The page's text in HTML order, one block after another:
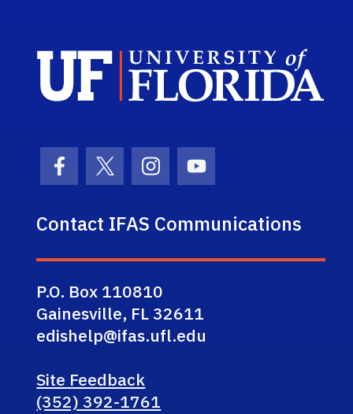
Facebook Icon
Twitter IconInstagram Icon
Youtube Icon
Contact IFAS Communications
P.O. Box 110810
Gainesville, FL 32611
edishelp@ifas.ufl.edu
Site Feedback
(352) 392-1761